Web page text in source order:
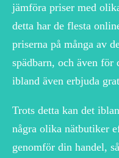
jämföra priser med
detta har de flesta
priserna på många av
spädbarn, och även för
ibland även erbjuda
Trots detta kan det
några olika nätbutiker
genomför din handel,